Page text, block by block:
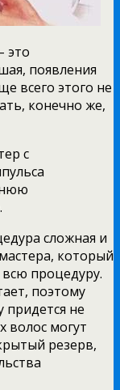
это
появления
всего этого не
конечно же,
с
сложная и
который
процедуру.
поэтому
придется не
волос могут
резерв,